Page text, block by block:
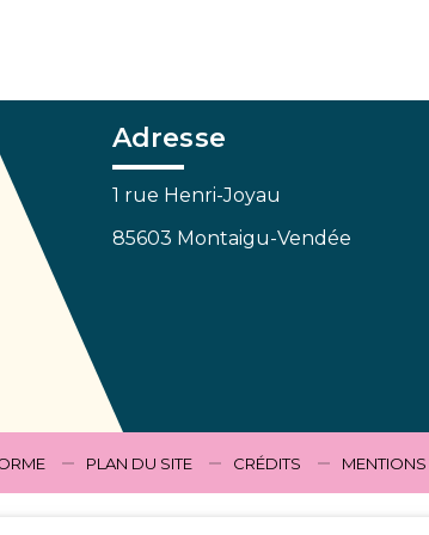
Adresse
1 rue Henri-Joyau
85603 Montaigu-Vendée
PLAN DU SITE CRÉDITS MENTIONS